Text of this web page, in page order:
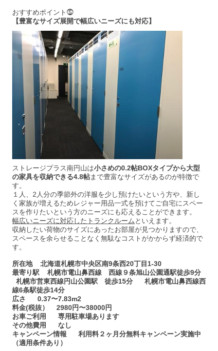
おすすめポイント⓹
【豊富なサイズ展開で幅広いニーズにも対応】
ストレージプラス南円山は小さめの0.2帖BOXタイプから大型
の家具を収納できる4.8帖まで豊富なサイズがあるのが特徴で
す。
１人、2人分の季節外の洋服を少し預けたいという方や、新し
く家族が増えるためレジャー用品一式を預けてご自宅にスペー
スを作りたいという方のニーズにも応えることができます。
幅広いニーズに対応したトランクルーム といえます。
収納したい荷物のサイズにあったお部屋が見つかりますので、
スペースを余らせることなく無駄なコストがかからず経済的で
す。
所在地 北海道札幌市中央区南9条西20丁目1-30
最寄り駅 札幌市電山鼻西線 西線９条旭山公園通駅徒歩9分
札幌市営東西線円山公園駅 徒歩15分 札幌市電山鼻西線西
線6条駅徒歩14分
広さ 0.37〜7.83m2
料金(税抜） 2980円〜38000円
お車ご利用 専用駐車場あります
その他費用 なし
キャンペーン情報 利用料２ヶ月分無料キャンペーン実施中
（適用条件あり）